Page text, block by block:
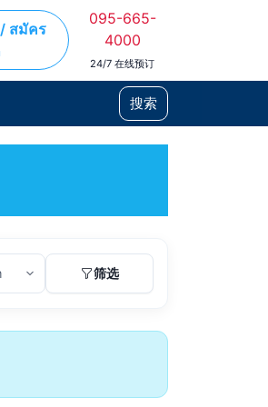
สมัคร
095-665-
4000
24/7 在线预订
搜索
筛选